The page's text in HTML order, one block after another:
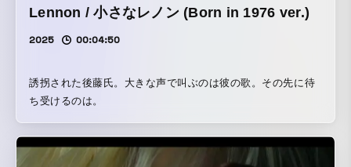
Lennon / 小さなレノン (Born in 1976 ver.)
2025 00:04:50
誘拐された後藤氏。大きな声で叫ぶのは彼の歌。その先に待
ち受けるのは。